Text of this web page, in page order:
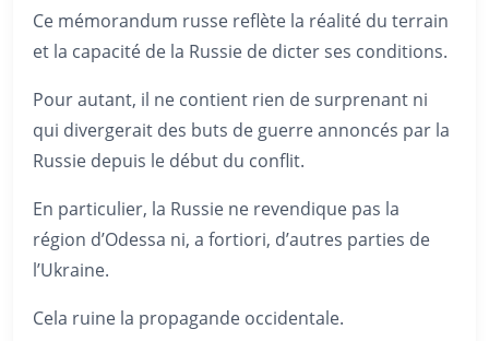
Ce mémorandum russe reflète la réalité du terrain
et la capacité de la Russie de dicter ses conditions.
Pour autant, il ne contient rien de surprenant ni
qui divergerait des buts de guerre annoncés par la
Russie depuis le début du conflit.
En particulier, la Russie ne revendique pas la
région d’Odessa ni, a fortiori, d’autres parties de
l’Ukraine.
Cela ruine la propagande occidentale.